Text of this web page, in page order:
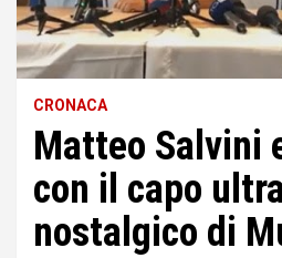
CRONACA
Matteo Salvini
con il capo
nostalgico di